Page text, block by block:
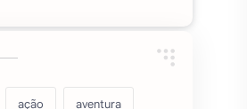
ação aventura